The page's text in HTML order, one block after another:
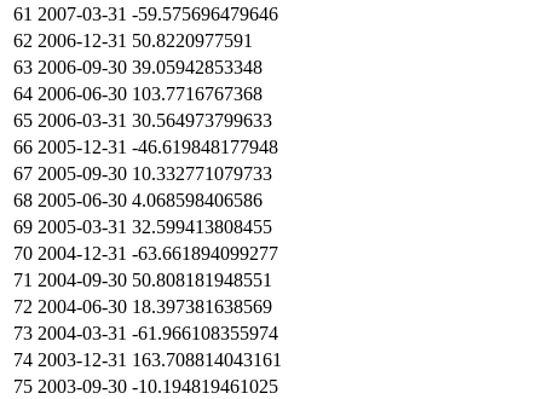
61 2007-03-31 -59.575696479646
62 2006-12-31 50.8220977591
63 2006-09-30 39.05942853348
64 2006-06-30 103.7716767368
65 2006-03-31 30.564973799633
66 2005-12-31 -46.619848177948
67 2005-09-30 10.332771079733
68 2005-06-30 4.068598406586
69 2005-03-31 32.599413808455
70 2004-12-31 -63.661894099277
71 2004-09-30 50.808181948551
72 2004-06-30 18.397381638569
73 2004-03-31 -61.966108355974
74 2003-12-31 163.708814043161
75 2003-09-30 -10.194819461025